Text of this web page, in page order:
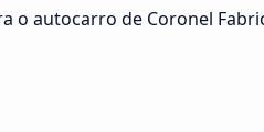
o autocarro de Coronel